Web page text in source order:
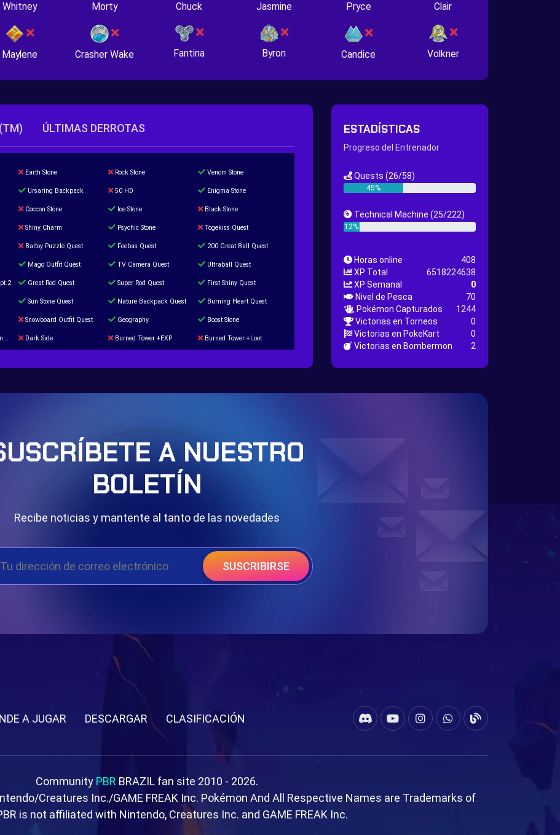
Whitney Morty Chuck Jasmine Pryce Clair
Maylene Crasher Wake Fantina Byron Candice Volkner
ÚLTIMAS DERROTAS
Earth Stone Rock Stone Venom Stone
Ursaring Backpack 50 HD Enigma Stone
Coccon Stone Ice Stone Black Stone
Shiny Charm Psychic Stone Togekiss Quest
Baltoy Puzzle Quest Feebas Quest 200 Great Ball Quest
Mago Outfit Quest TV Camera Quest Ultraball Quest
Great Rod Quest Super Rod Quest First Shiny Quest
Sun Stone Quest Nature Backpack Quest Burning Heart Quest
Snowboard Outfit Quest Geography Boost Stone
Dark Side Burned Tower +EXP Burned Tower +Loot
ESTADÍSTICAS
Progreso del Entrenador
Quests (26/58)
45%
Technical Machine (25/222)
12%
Horas online
408
XP Total
6518224638
XP Semanal
0
Nivel de Pesca
70
Pokémon Capturados
1244
Victorias en Torneos
0
Victorias en PokeKart
0
Victorias en Bombermon
2
A NUESTRO
BOLETÍN
Recibe noticias y mantente al tanto de las novedades
SUSCRIBIRSE
A JUGAR DESCARGAR CLASIFICACIÓN
Community PBR BRAZIL fan site 2010 - 2026.
Creatures Inc./GAME FREAK Inc. Pokémon And All Respective Names are Trademarks of
is not affiliated with Nintendo, Creatures Inc. and GAME FREAK Inc.